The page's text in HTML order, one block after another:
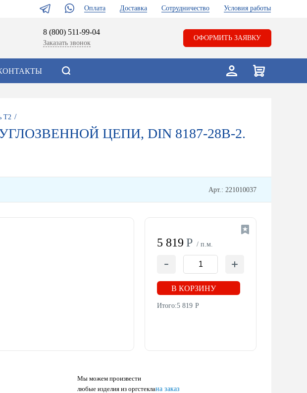
Условия работы
Сотрудничество
Доставка
Оплата
ОФОРМИТЬ ЗАЯВКУ
8 (800) 511-99-04
Заказать звонок
T2 /
ЦЕПИ, DIN 8187-28B-2.
Арт.: 221010037
5 819 Р / п.м.
В КОРЗИНУ
Итого:5 819 Р
Мы можем произвести
любые изделия из оргстеклана заказ